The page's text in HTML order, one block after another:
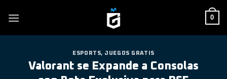
0
ESPORTS, JUEGOS GRATIS
Valorant se Expande a Consolas